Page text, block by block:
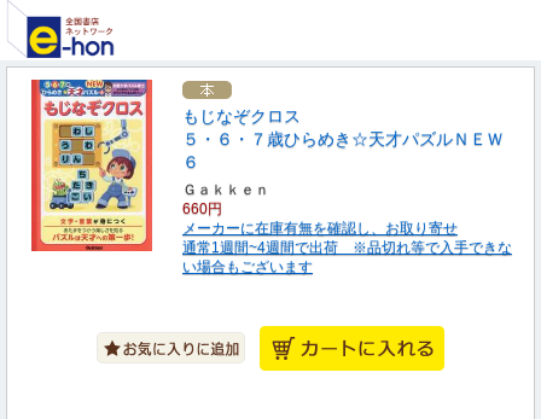
もじなぞクロス
５・６・７歳ひらめき☆天才パズルＮＥＷ
６
Ｇａｋｋｅｎ
660円
メーカーに在庫有無を確認し、お取り寄せ
通常1週間~4週間で出荷 ※品切れ等で入手できな
い場合もございます